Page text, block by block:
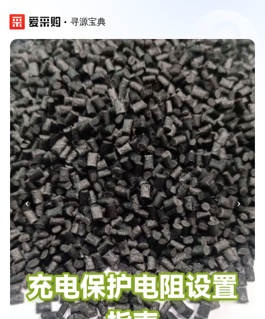
寻源宝典
‹ ›